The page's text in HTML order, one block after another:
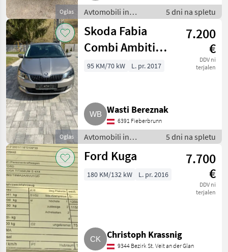
Oglas
Avtomobili in
motorna kolesa /
Terensko vozilo -
offroader
5 dni na spletu
Oglas
Skoda Fabia
Combi Ambition
1.0 TSI Family
7.200
€
DDV ni
terjalen
95 KM/70 kW L. pr. 2017
Wasti Bereznak
6391 Fieberbrunn
Avtomobili in
motorna kolesa /
Terensko vozilo -
5 dni na spletu
Ford Kuga
7.700
€
DDV ni
terjalen
180 KM/132 kW L. pr. 2016
Christoph Krassnig
9344 Bezirk St. Veit an der Glan